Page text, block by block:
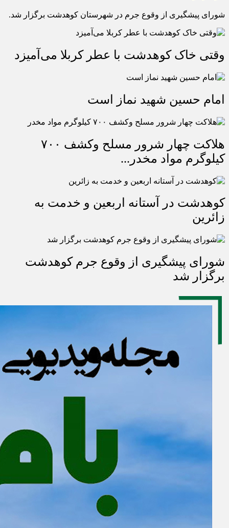
شورای پیشگیری از وقوع جرم در شهرستان کوهدشت برگزار شد.
وقتی خاک کوهدشت با عطر کربلا می‌آمیزد
امام حسین شهید نماز است
هلاکت چهار شرور مسلح وکشف ۷۰۰
کیلوگرم مواد مخدر...
کوهدشت در آستانه اربعین و خدمت‌ به
زائرین
شورای پیشگیری از وقوع جرم کوهدشت
برگزار شد